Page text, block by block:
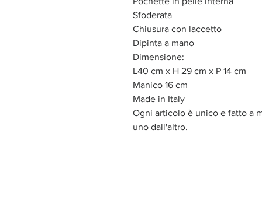
Sfoderata
Chiusura con laccetto
Dipinta a mano
Dimensione:
L40 cm x H 29 cm x P 14 cm
Manico 16 cm
Made in Italy
Ogni articolo è unico e fatto a
uno dall'altro.